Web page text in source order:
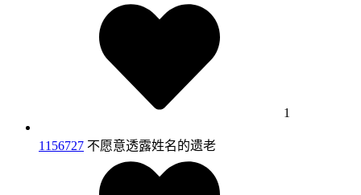
1
1156727 不愿意透露姓名的遗老